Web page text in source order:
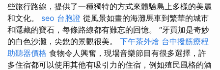
些旅行路線，提供了一種獨特的方式來體驗島上多樣的美麗
和文化。 seo 台胞證 從風景如畫的海灘馬車到繁華的城市
和隱藏的寶石，每條路線都有難忘的回憶。 “牙買加是奇妙
的白色沙灘，尖銳的景觀很美。 下午茶外燴 台中撥筋療程
助聽器價格 食物令人興奮，現場音樂節目有很多選擇，許
多住宿都可以使用其他有吸引力的住宿，例如殖民風格的酒